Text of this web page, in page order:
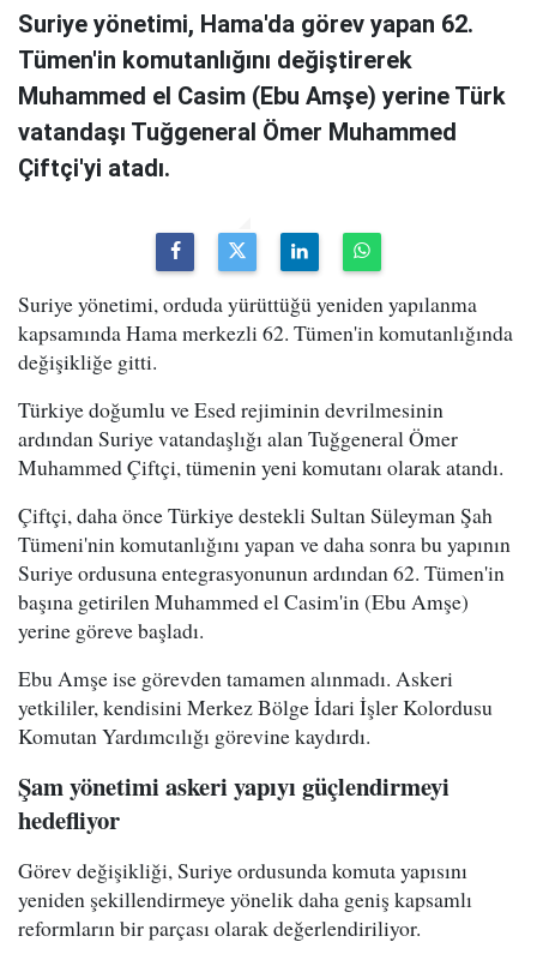
Suriye yönetimi, Hama'da görev yapan 62.
Tümen'in komutanlığını değiştirerek
Muhammed el Casim (Ebu Amşe) yerine Türk
vatandaşı Tuğgeneral Ömer Muhammed
Çiftçi'yi atadı.
Suriye yönetimi, orduda yürüttüğü yeniden yapılanma
kapsamında Hama merkezli 62. Tümen'in komutanlığında
değişikliğe gitti.
Türkiye doğumlu ve Esed rejiminin devrilmesinin
ardından Suriye vatandaşlığı alan Tuğgeneral Ömer
Muhammed Çiftçi, tümenin yeni komutanı olarak atandı.
Çiftçi, daha önce Türkiye destekli Sultan Süleyman Şah
Tümeni'nin komutanlığını yapan ve daha sonra bu yapının
Suriye ordusuna entegrasyonunun ardından 62. Tümen'in
başına getirilen Muhammed el Casim'in (Ebu Amşe)
yerine göreve başladı.
Ebu Amşe ise görevden tamamen alınmadı. Askeri
yetkililer, kendisini Merkez Bölge İdari İşler Kolordusu
Komutan Yardımcılığı görevine kaydırdı.
Şam yönetimi askeri yapıyı güçlendirmeyi
hedefliyor
Görev değişikliği, Suriye ordusunda komuta yapısını
yeniden şekillendirmeye yönelik daha geniş kapsamlı
reformların bir parçası olarak değerlendiriliyor.